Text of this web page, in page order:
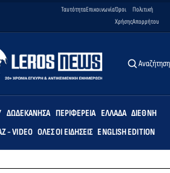
ΤαυτότηταΕπικοινωνίαΌροι
Χρήσης
Πολιτική
Απορρήτου
Αναζήτηση
ΔΩΔΕΚΆΝΗΣΑ ΠΕΡΙΦΈΡΕΙΑ ΕΛΛΆΔΑ ΔΙΕΘΝΉ
- VIDEO ΌΛΕΣ ΟΙ ΕΙΔΉΣΕΙΣ ENGLISH EDITION